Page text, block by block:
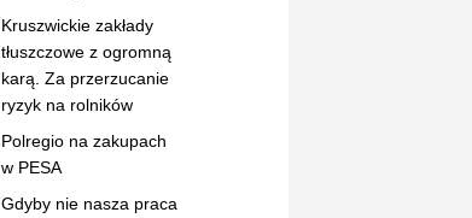
Kruszwickie zakłady
tłuszczowe z ogromną
karą. Za przerzucanie
ryzyk na rolników
Polregio na zakupach
w PESA
Gdyby nie nasza praca